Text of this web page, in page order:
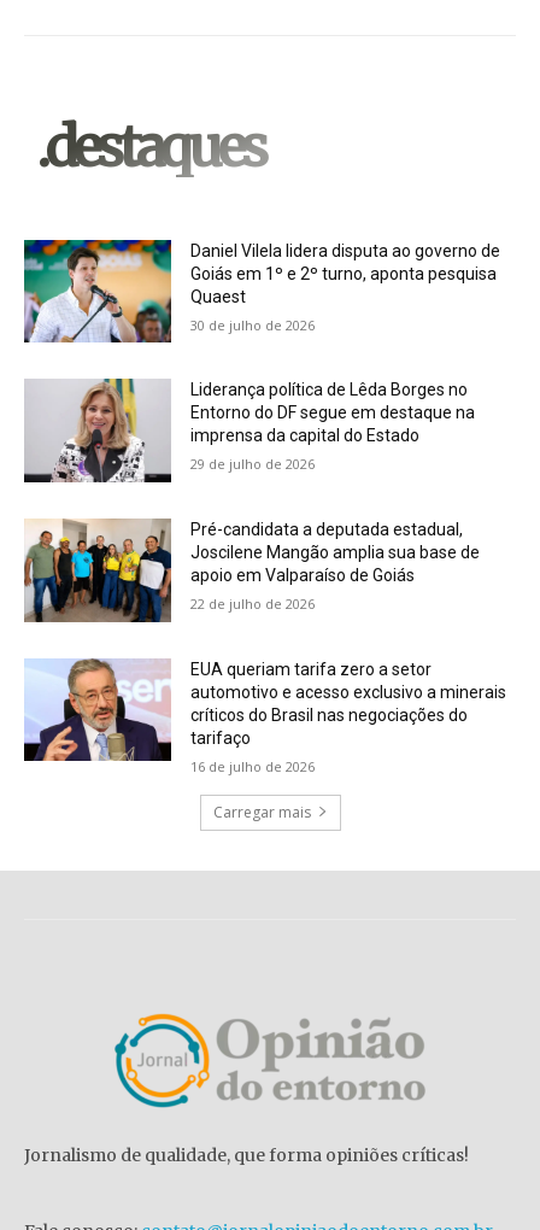
.destaques
Daniel Vilela lidera disputa ao governo de
Goiás em 1º e 2º turno, aponta pesquisa
Quaest
30 de julho de 2026
Liderança política de Lêda Borges no
Entorno do DF segue em destaque na
imprensa da capital do Estado
29 de julho de 2026
Pré-candidata a deputada estadual,
Joscilene Mangão amplia sua base de
apoio em Valparaíso de Goiás
22 de julho de 2026
EUA queriam tarifa zero a setor
automotivo e acesso exclusivo a minerais
críticos do Brasil nas negociações do
tarifaço
16 de julho de 2026
Carregar mais
Jornalismo de qualidade, que forma opiniões críticas!